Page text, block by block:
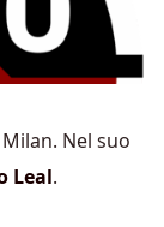
Nel suo
Leal.